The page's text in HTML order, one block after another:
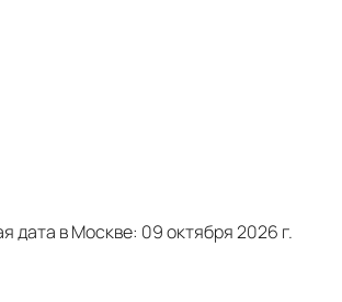
дата в Москве: 09 октября 2026 г.